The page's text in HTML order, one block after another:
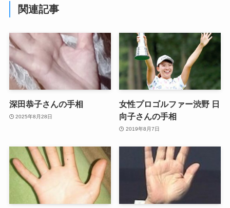
関連記事
深田恭子さんの手相
2025年8月28日
女性プロゴルファー渋野 日
向子さんの手相
2019年8月7日